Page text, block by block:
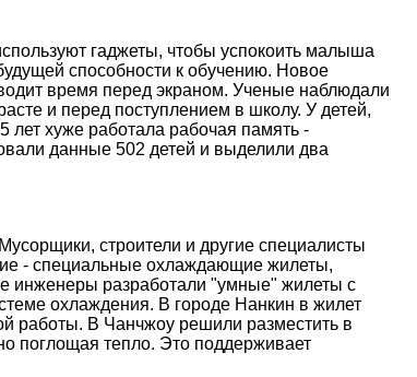
гаджеты, чтобы успокоить малыша
способности к обучению. Новое
время перед экраном. Ученые наблюдали
и перед поступлением в школу. У детей,
лет хуже работала рабочая память -
данные 502 детей и выделили два
строители и другие специалисты
- специальные охлаждающие жилеты,
инженеры разработали "умные" жилеты с
охлаждения. В городе Нанкин в жилет
работы. В Чанчжоу решили разместить в
поглощая тепло. Это поддерживает